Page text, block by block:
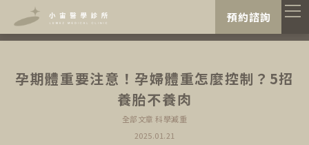
預約諮詢
孕期體重要注意！孕婦體重怎麼控制？5招
養胎不養肉
全部文章 科學減重
2025.01.21